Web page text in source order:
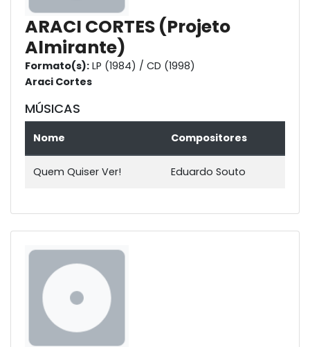
ARACI CORTES (Projeto
Almirante)
Formato(s): LP (1984) / CD (1998)
Araci Cortes
MÚSICAS
Nome Compositores
Quem Quiser Ver! Eduardo Souto